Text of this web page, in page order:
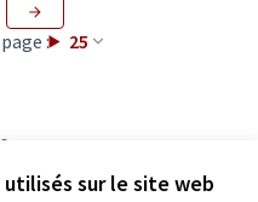
sur le site web
: 25